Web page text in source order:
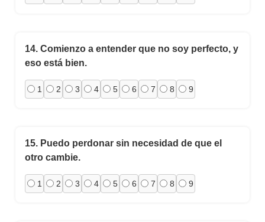
14. Comienzo a entender que no soy perfecto, y
eso está bien.
1 2 3 4 5 6 7 8 9
15. Puedo perdonar sin necesidad de que el
otro cambie.
1 2 3 4 5 6 7 8 9